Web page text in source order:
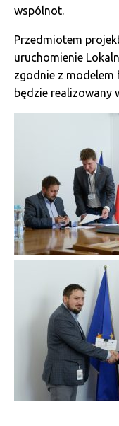
wspólnot.
Przedmiotem
uruchomienie
zgodnie z modelem
będzie realizowany